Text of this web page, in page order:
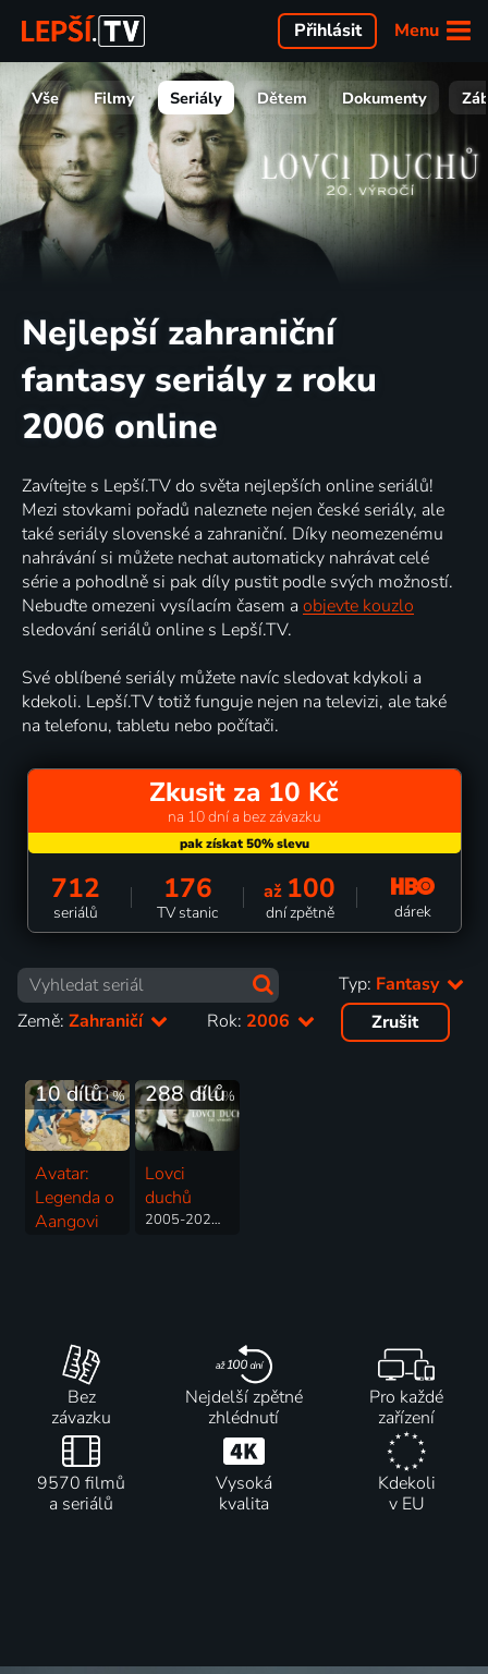
Menu
Přihlásit
Vše Filmy Seriály Dětem Dokumenty
Nejlepší zahraniční
fantasy seriály z roku
2006 online
Zavítejte s Lepší.TV do světa nejlepších online seriálů!
Mezi stovkami pořadů naleznete nejen české seriály, ale
také seriály slovenské a zahraniční. Díky neomezenému
nahrávání si můžete nechat automaticky nahrávat celé
série a pohodlně si pak díly pustit podle svých možností.
Nebuďte omezeni vysílacím časem a objevte kouzlo
sledování seriálů online s Lepší.TV.
Své oblíbené seriály můžete navíc sledovat kdykoli a
kdekoli. Lepší.TV totiž funguje nejen na televizi, ale také
na telefonu, tabletu nebo počítači.
Zkusit za 10 Kč
na 10 dní a bez závazku
712
seriálů
176
TV stanic
až 100
dní zpětně dárek
Typ: Fantasy
Země: Zahraničí Rok: 2006 Zrušit
93%
10 dílů
Avatar:
Legenda o
Aangovi
84%
288 dílů
Lovci
duchů
2005-2020 | USA | Thriller, Drama, Fantasy, Horor, Mysteriózní, Pohádka
Bez
závazku
Nejdelší zpětné
zhlédnutí
Pro každé
zařízení
9570 filmů
a seriálů
Vysoká
kvalita
Kdekoli
v EU